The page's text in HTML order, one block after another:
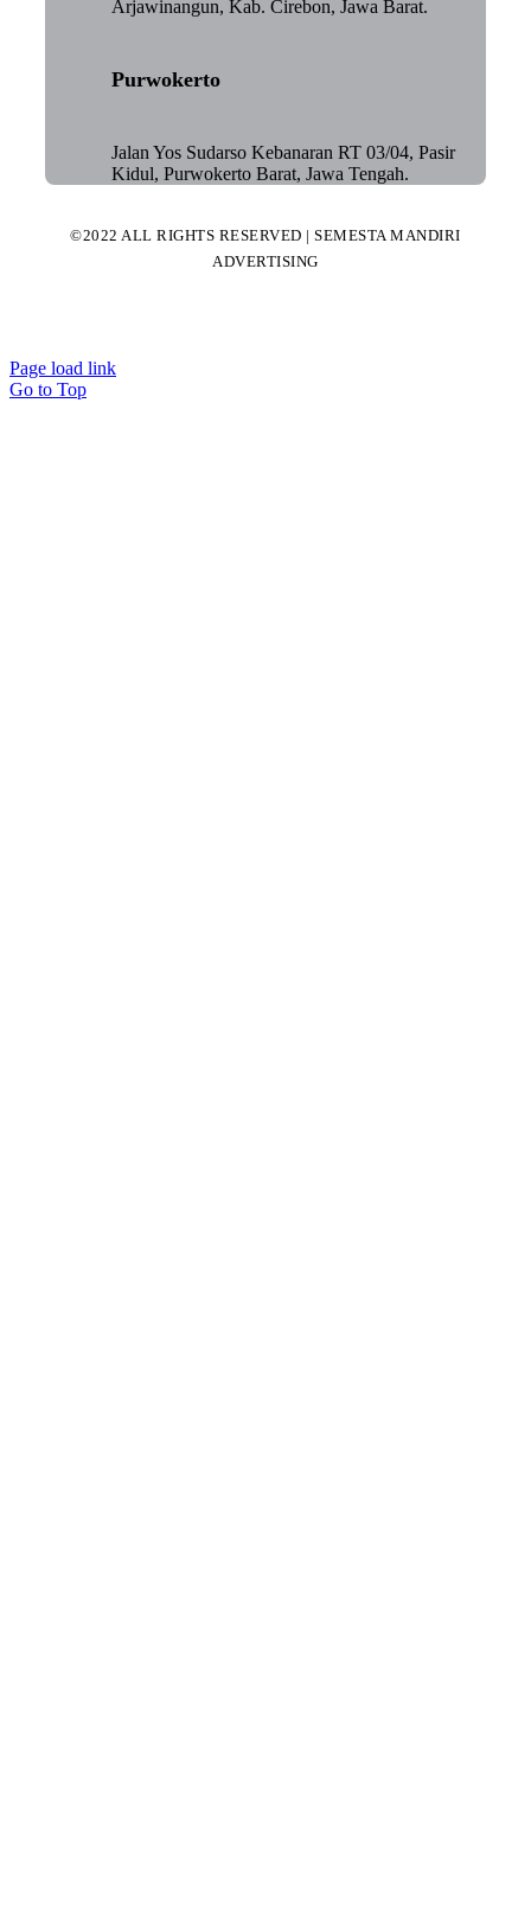
Arjawinangun, Kab. Cirebon, Jawa Barat.
Purwokerto
Jalan Yos Sudarso Kebanaran RT 03/04, Pasir
Kidul, Purwokerto Barat, Jawa Tengah.
©2022 ALL RIGHTS RESERVED | SEMESTA MANDIRI
ADVERTISING
Page load link
Go to Top